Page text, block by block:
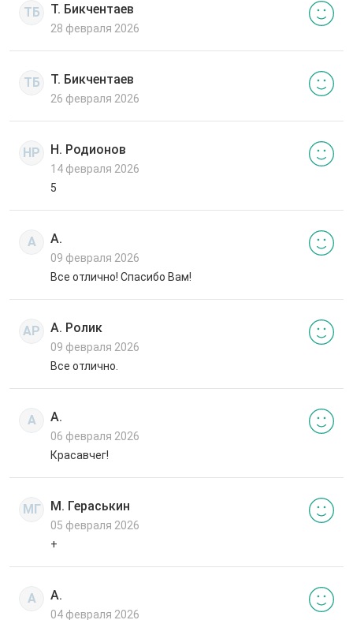
ТБ Т. Бикчентаев
28 февраля 2026
ТБ Т. Бикчентаев
26 февраля 2026
НР Н. Родионов
14 февраля 2026
5
А А.
09 февраля 2026
Все отлично! Спасибо Вам!
АР А. Ролик
09 февраля 2026
Все отлично.
А А.
06 февраля 2026
Красавчег!
МГ М. Гераськин
05 февраля 2026
+
А А.
04 февраля 2026